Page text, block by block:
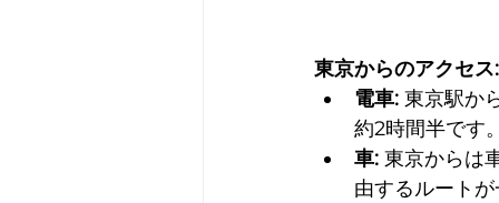
東京からのアクセス:
電車: 東京駅か
約2時間半です
車: 東京からは
由するルート